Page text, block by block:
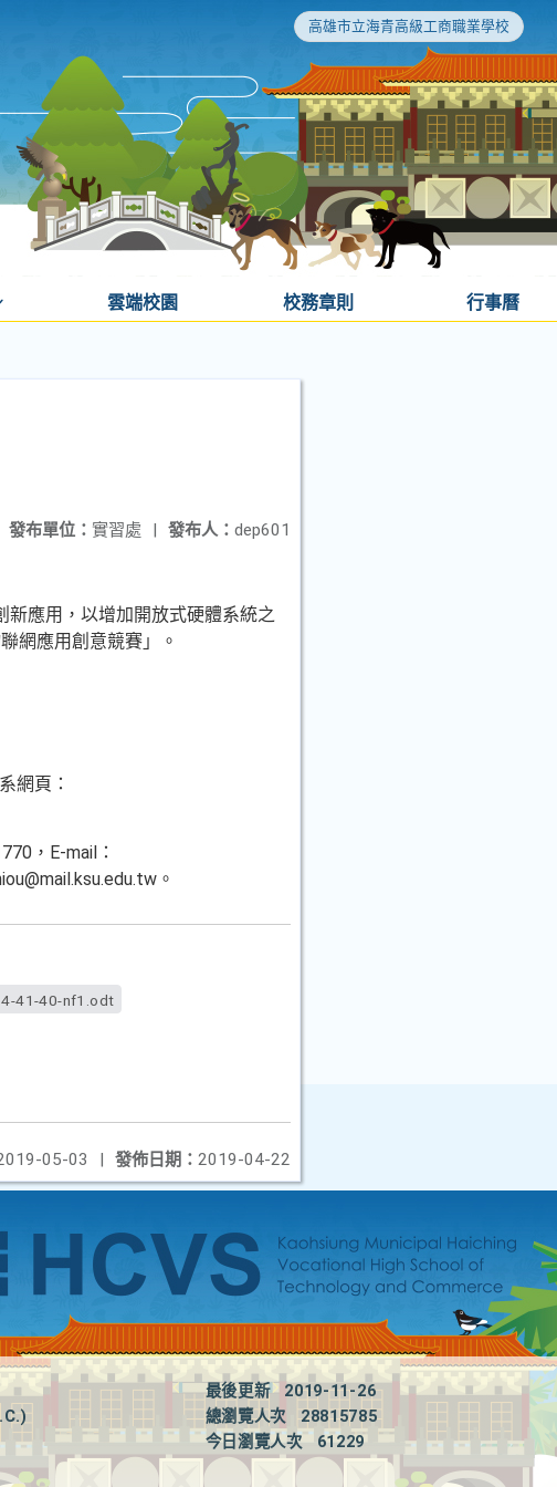
高雄市立海青高級工商職業學校
雲端校園 校務章則 行事曆
發布人： dep601
發布單位： 實習處 |
新應用，以增加開放式硬體系統之
網應用創意競賽」。
網頁：
，E-mail：
。
41-40-nf1.odt
發佈日期： 2019-04-22
05-03 |
最後更新
2019-11-26
總瀏覽人次
28815785
今日瀏覽人次
61229